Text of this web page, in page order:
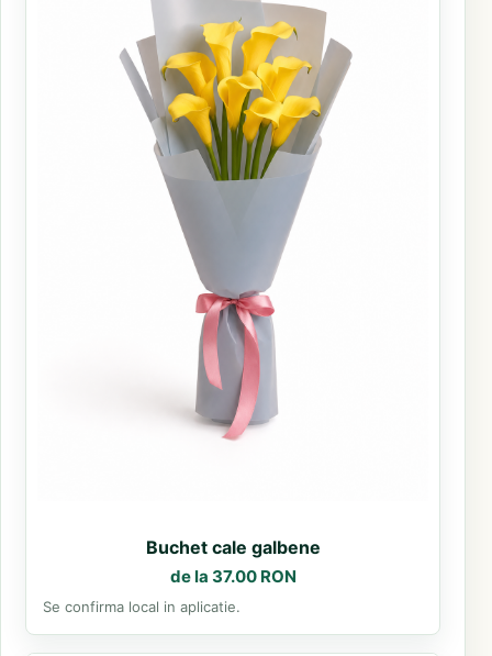
Buchet cale galbene
de la 37.00 RON
Se confirma local in aplicatie.